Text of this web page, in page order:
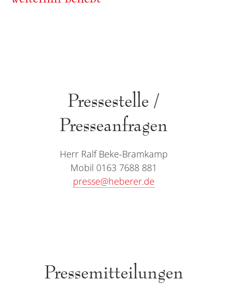
Pressestelle /
Presseanfragen
Herr Ralf Beke-Bramkamp
Mobil 0163 7688 881
presse@heberer.de
Pressemitteilungen